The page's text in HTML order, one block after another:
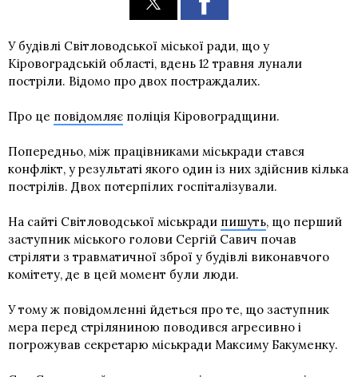
У будівлі Світловодської міської ради, що у
Кіровоградській області, вдень 12 травня лунали
постріли. Відомо про двох постраждалих.
Про це повідомляє поліція Кіровоградщини.
Попередньо, між працівниками міськради стався
конфлікт, у результаті якого один із них здійснив кілька
пострілів. Двох потерпілих госпіталізували.
На сайті Світловодської міськради пишуть, що перший
заступник міського голови Сергій Савич почав
стріляти з травматичної зброї у будівлі виконавчого
комітету, де в цей момент були люди.
У тому ж повідомленні йдеться про те, що заступник
мера перед стріляниною поводився агресивно і
погрожував секретарю міськради Максиму Бакуменку.